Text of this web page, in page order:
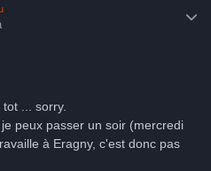
... sorry.
peux passer un soir (mercredi
à Eragny, c'est donc pas